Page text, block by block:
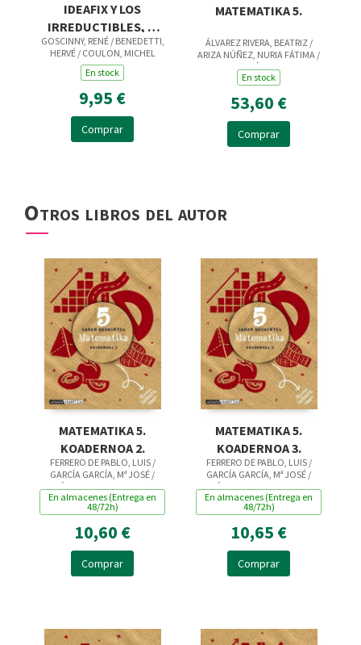
IDEAFIX Y LOS
IRREDUCTIBLES, 2.
¡LOS ROMANOS NO
DAN UNA!
GOSCINNY, RENÉ / BENEDETTI,
HERVÉ / COULON, MICHEL
En stock
9,95 €
Comprar
MATEMATIKA 5.
ÁLVAREZ RIVERA, BEATRIZ /
ARIZA NÚÑEZ, NURIA FÁTIMA /
CARVAJAL SÁNCHEZ, ANA
ISABEL / CARVAJAL SÁNCHEZ,
LUCÍA ISABEL / FERNÁ
En stock
53,60 €
Comprar
Otros libros del autor
MATEMATIKA 5.
KOADERNOA 2.
FERRERO DE PABLO, LUIS /
GARCÍA GARCÍA, Mª JOSÉ /
GÓMEZ QUESADA, JOSE
MANUEL / MARTÍN MARTÍN,
PABLO
En almacenes (Entrega en
48/72h)
10,60 €
Comprar
MATEMATIKA 5.
KOADERNOA 3.
FERRERO DE PABLO, LUIS /
GARCÍA GARCÍA, Mª JOSÉ /
GÓMEZ QUESADA, JOSE
MANUEL / MARTÍN MARTÍN,
PABLO
En almacenes (Entrega en
48/72h)
10,65 €
Comprar